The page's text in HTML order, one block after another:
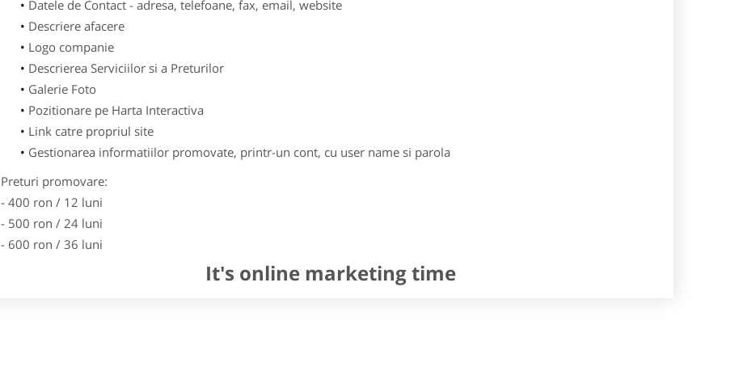
Datele de Contact - adresa, telefoane, fax, email, website
Descriere afacere
Logo companie
Descrierea Serviciilor si a Preturilor
Galerie Foto
Pozitionare pe Harta Interactiva
Link catre propriul site
Gestionarea informatiilor promovate, printr-un cont, cu user name si parola
Preturi promovare:
- 400 ron / 12 luni
- 500 ron / 24 luni
- 600 ron / 36 luni
It's online marketing time